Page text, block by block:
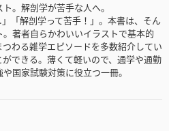
。解剖学が苦手な人へ。
「解剖学って苦手！」。本書は、そん
著者自らかわいいイラストで基本的
わる雑学エピソードを多数紹介してい
できる。薄くて軽いので、通学や通勤
国家試験対策に役立つ一冊。